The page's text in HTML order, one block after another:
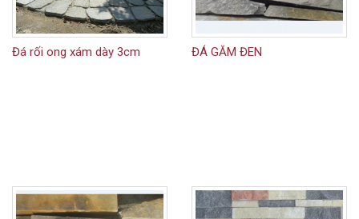
Đá rối ong xám dày 3cm ĐÁ GĂM ĐEN